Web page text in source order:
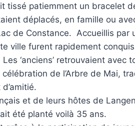
tissé patiemment un bracelet
déplacés, en famille ou
de Constance. Accueillis par
ville furent rapidement
‘anciens’ retrouvaient
de l’Arbre de Mai,
et de leurs hôtes de
été planté voilà 35 ans.